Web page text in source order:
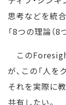
思考などを統
「8つの理論（8
この
が、この「人を
それを実際に
共有したい。